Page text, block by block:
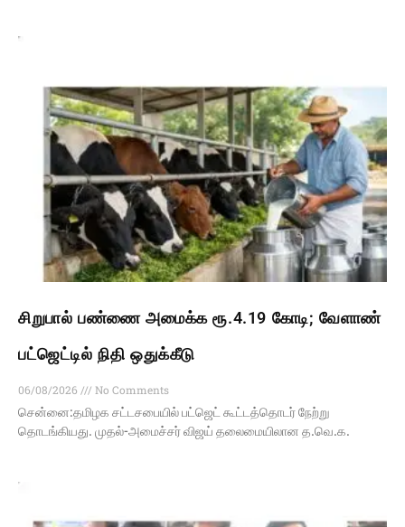
சிறுபால் பண்ணை அமைக்க ரூ.4.19 கோடி; வேளாண்
பட்ஜெட்டில் நிதி ஒதுக்கீடு
06/08/2026
No Comments
சென்னை:தமிழக சட்டசபையில் பட்ஜெட் கூட்டத்தொடர் நேற்று
தொடங்கியது. முதல்-அமைச்சர் விஜய் தலைமையிலான த.வெ.க.